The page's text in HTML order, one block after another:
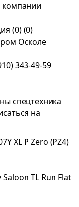
компании
(0)(0)
343-49-59
спецтехника
на
XL P Zero (PZ4)
Saloon TL Run Flat